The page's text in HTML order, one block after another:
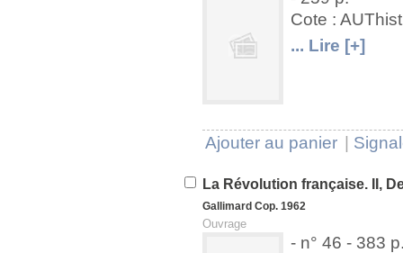
U
V
Cote :
... Lire [+]
Ajouter au panier |
La Révolution française. II,
Gallimard Cop. 1962
Ouvrage
- n° 46 - 383